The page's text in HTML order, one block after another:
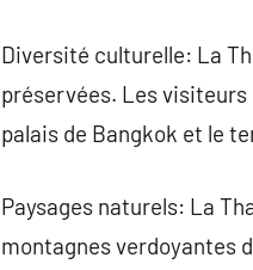
Diversité culturelle: La
préservées. Les
palais de Bangkok et le
Paysages naturels: La
montagnes verdoyantes